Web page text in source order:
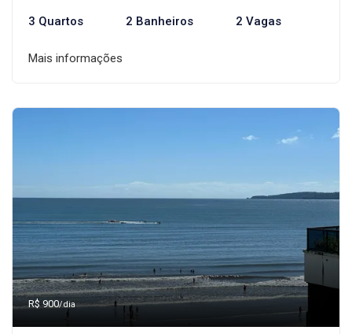
3 Quartos 2 Banheiros 2 Vagas
Mais informações
R$ 900/dia